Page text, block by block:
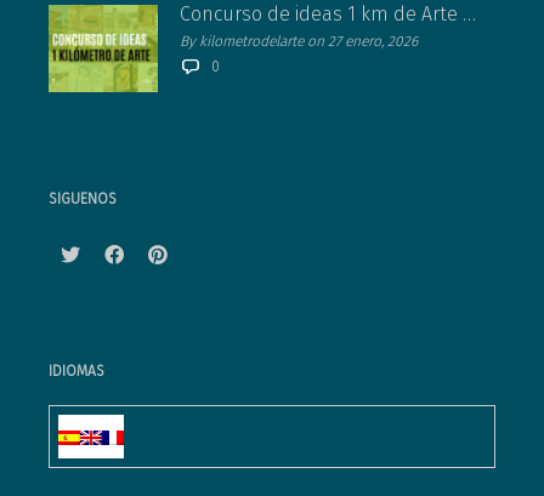
Concurso de ideas 1 km de Arte 2026 – Ventosa (La Rioja)
By kilometrodelarte on 27 enero, 2026
0
SIGUENOS
Twitter
IDIOMAS